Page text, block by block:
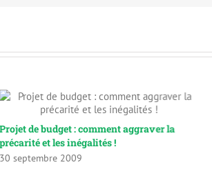
Projet de budget : comment aggraver la
précarité et les inégalités !
30 septembre 2009